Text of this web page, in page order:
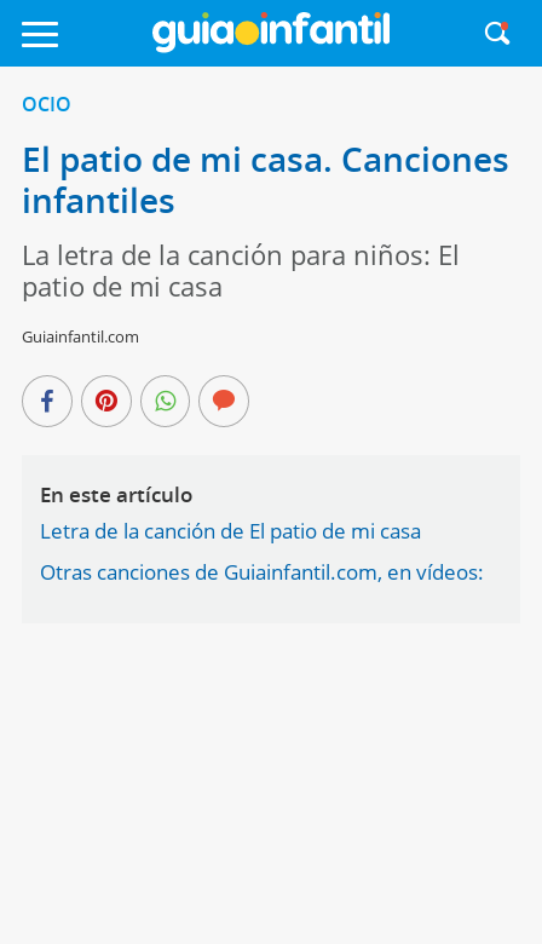
OCIO
El patio de mi casa. Canciones
infantiles
La letra de la canción para niños: El
patio de mi casa
Guiainfantil.com
En este artículo
Letra de la canción de El patio de mi casa
Otras canciones de Guiainfantil.com, en vídeos: